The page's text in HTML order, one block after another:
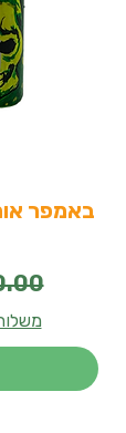
באמפר
‏40.00 ‏₪
משלוח 32 ש"ח לנק'